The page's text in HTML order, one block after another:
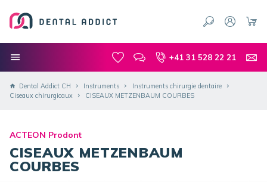
+41 31 528 22 21
Dental Addict CH Instruments
Instruments chirurgie dentaire
Ciseaux chirurgicaux
CISEAUX METZENBAUM COURBES
ACTEON Prodont
CISEAUX METZENBAUM
COURBES